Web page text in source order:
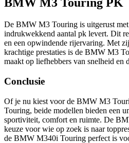
BMW M3 Touring PK
De BMW M3 Touring is uitgerust met
indrukwekkend aantal pk levert. Dit
en een opwindende rijervaring. Met
krachtige prestaties is de BMW M3
maakt op liefhebbers van snelheid en
Conclusie
Of je nu kiest voor de BMW M3
Touring, beide modellen bieden een
sportiviteit, comfort en ruimte. De
keuze voor wie op zoek is naar
de BMW M340i Touring perfect is